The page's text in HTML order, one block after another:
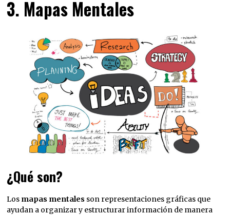
3. Mapas Mentales
¿Qué son?
Los mapas mentales son representaciones gráficas que
ayudan a organizar y estructurar información de manera